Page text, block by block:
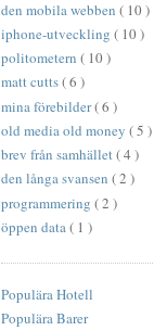
den mobila webben ( 10 )
iphone-utveckling ( 10 )
politometern ( 10 )
matt cutts( 6 )
mina förebilder( 6 )
old media old money ( 5 )
brev från samhället( 4 )
den långa svansen ( 2 )
programmering ( 2 )
öppen data( 1 )
Populära Hotell
Populära Barer